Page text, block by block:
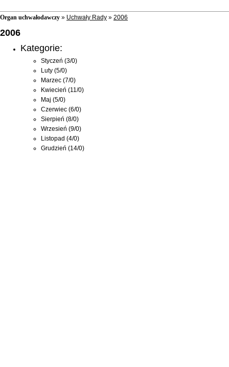
Organ uchwałodawczy » Uchwały Rady » 2006
2006
Kategorie:
Styczeń (3/0)
Luty (5/0)
Marzec (7/0)
Kwiecień (11/0)
Maj (5/0)
Czerwiec (6/0)
Sierpień (8/0)
Wrzesień (9/0)
Listopad (4/0)
Grudzień (14/0)